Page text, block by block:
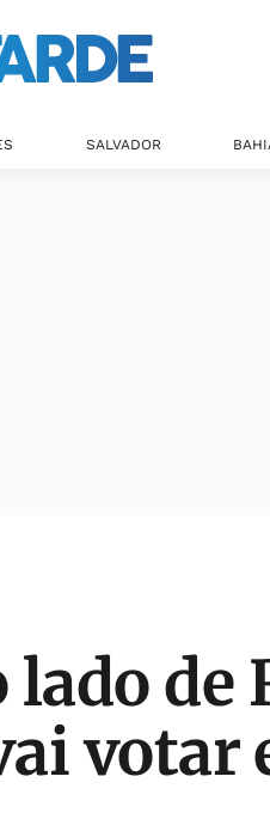
SALVADOR
lado de
votar